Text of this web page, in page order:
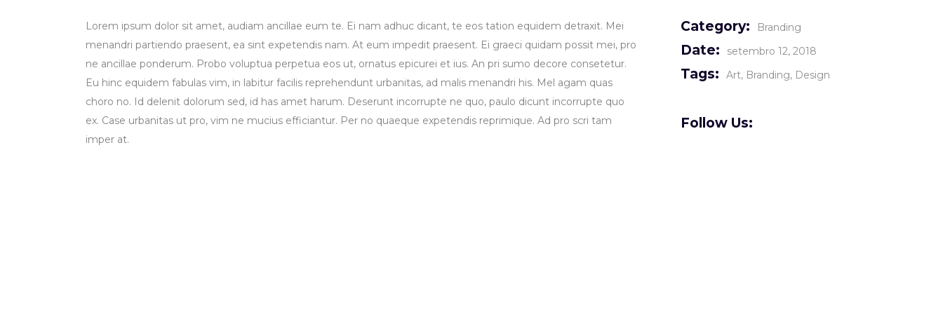
Lorem ipsum dolor sit amet, audiam ancillae eum te. Ei nam adhuc dicant, te eos tation equidem detraxit. Mei
menandri partiendo praesent, ea sint expetendis nam. At eum impedit praesent. Ei graeci quidam possit mei, pro
ne ancillae ponderum. Probo voluptua perpetua eos ut, ornatus epicurei et ius. An pri sumo decore consetetur.
Eu hinc equidem fabulas vim, in labitur facilis reprehendunt urbanitas, ad malis menandri his. Mel agam quas
choro no. Id delenit dolorum sed, id has amet harum. Deserunt incorrupte ne quo, paulo dicunt incorrupte quo
ex. Case urbanitas ut pro, vim ne mucius efficiantur. Per no quaeque expetendis reprimique. Ad pro scri tam
imper at.
Category: Branding
Date: setembro 12, 2018
Tags: Art Branding Design
Follow Us: